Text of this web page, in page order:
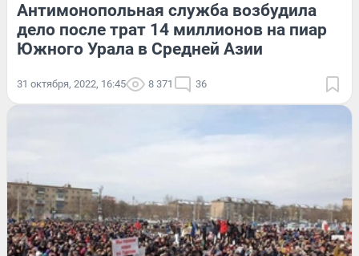
Антимонопольная служба возбудила
дело после трат 14 миллионов на пиар
Южного Урала в Средней Азии
31 октября, 2022, 16:45 8 371 36